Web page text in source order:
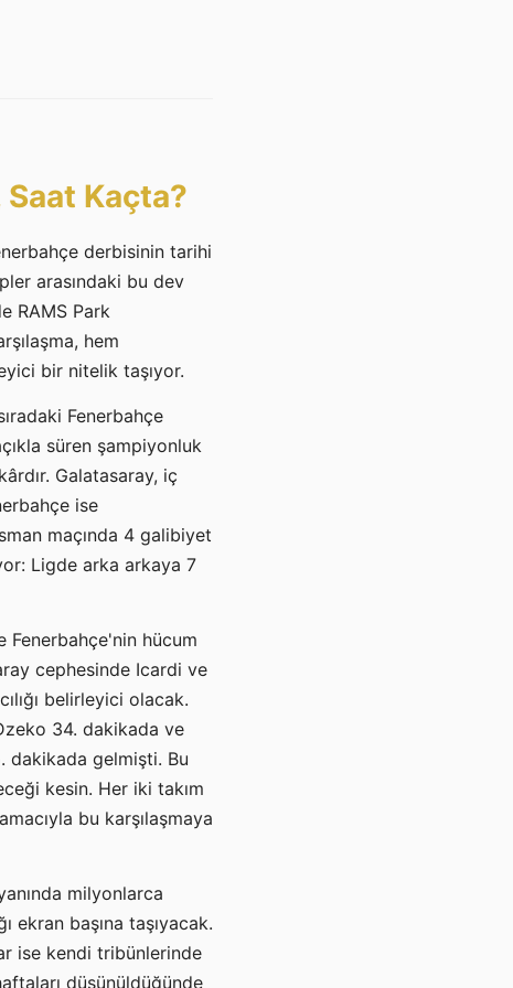
Kaçta?
derbisinin tarihi
arasındaki bu dev
RAMS Park
hem
bir nitelik taşıyor.
Fenerbahçe
süren şampiyonluk
Galatasaray, iç
ise
maçında 4 galibiyet
Ligde arka arkaya 7
hücum
cephesinde Icardi ve
belirleyici olacak.
34. dakikada ve
dakikada gelmişti. Bu
kesin. Her iki takım
bu karşılaşmaya
milyonlarca
ekran başına taşıyacak.
ise kendi tribünlerinde
düşünüldüğünde